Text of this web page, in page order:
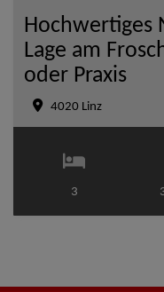
Hochwertiges
Lage am
oder Praxis
4020 Linz
3